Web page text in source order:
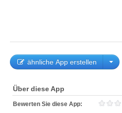
ähnliche App erstellen
Über diese App
Bewerten Sie diese App: